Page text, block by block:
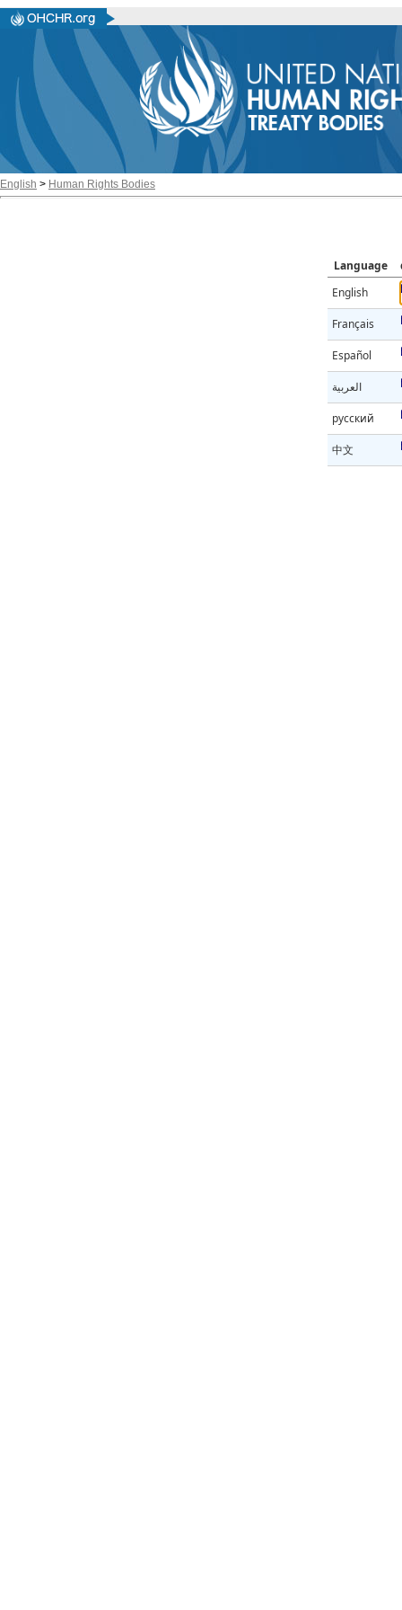
English > Human Rights Bodies
Language
English
Français
Español
العربية
русский
中文